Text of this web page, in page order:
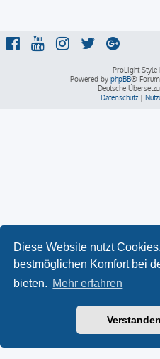
Diese Website nutzt
bestmöglichen Komfort bei
bieten. Mehr erfahren
ProLight Style
Powered by phpBB®
Deutsche
Datenschutz |